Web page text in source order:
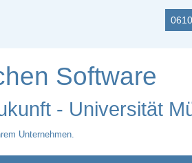
Software
- Universität
Unternehmen.